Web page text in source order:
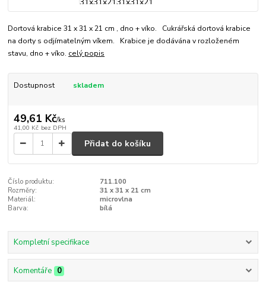
Dortová krabice 31 x 31 x 21 cm , dno + víko. Cukrářská dortová krabice
na dorty s odjímatelným víkem. Krabice je dodávána v rozloženém
stavu, dno + víko. celý popis
Dostupnost skladem
49,61 Kč/ks
41,00 Kč bez DPH
Přidat do košíku
Číslo produktu:
711.100
Rozměry:
31 x 31 x 21 cm
Materiál:
microvlna
Barva:
bílá
Kompletní specifikace
Komentáře 0